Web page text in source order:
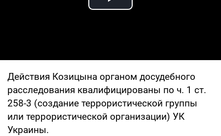
Play Video
Действия Козицына органом досудебного
расследования квалифицированы по ч. 1 ст.
258-3 (создание террористической группы
или террористической организации) УК
Украины.